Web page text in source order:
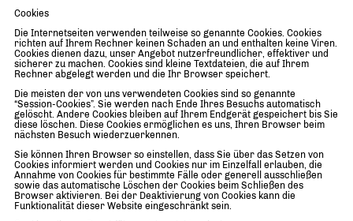
Cookies
Die Internetseiten verwenden teilweise so genannte Cookies. Cookies
richten auf Ihrem Rechner keinen Schaden an und enthalten keine Viren.
Cookies dienen dazu, unser Angebot nutzerfreundlicher, effektiver und
sicherer zu machen. Cookies sind kleine Textdateien, die auf Ihrem
Rechner abgelegt werden und die Ihr Browser speichert.
Die meisten der von uns verwendeten Cookies sind so genannte
“Session-Cookies”. Sie werden nach Ende Ihres Besuchs automatisch
gelöscht. Andere Cookies bleiben auf Ihrem Endgerät gespeichert bis Sie
diese löschen. Diese Cookies ermöglichen es uns, Ihren Browser beim
nächsten Besuch wiederzuerkennen.
Sie können Ihren Browser so einstellen, dass Sie über das Setzen von
Cookies informiert werden und Cookies nur im Einzelfall erlauben, die
Annahme von Cookies für bestimmte Fälle oder generell ausschließen
sowie das automatische Löschen der Cookies beim Schließen des
Browser aktivieren. Bei der Deaktivierung von Cookies kann die
Funktionalität dieser Website eingeschränkt sein.